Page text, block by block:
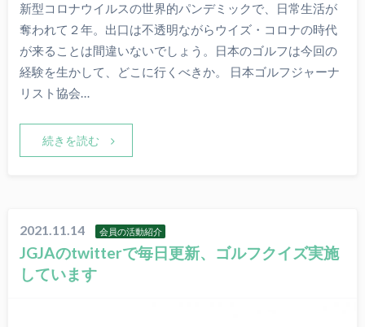
新型コロナウイルスの世界的パンデミックで、日常生活が
奪われて２年。出口は不透明ながらウイズ・コロナの時代
が来ることは間違いないでしょう。日本のゴルフは今回の
経験を生かして、どこに行くべきか。 日本ゴルフジャーナ
リスト協会…
続きを読む
2021.11.14 会員の活動紹介
JGJAのtwitterで毎日更新、ゴルフクイズ実施
しています